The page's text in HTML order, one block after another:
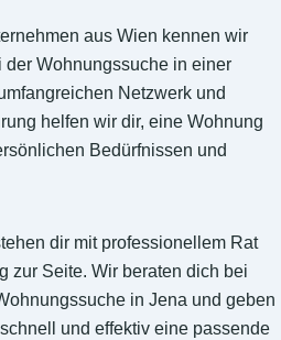
aus Wien kennen wir
Wohnungssuche in einer
Netzwerk und
helfen wir dir, eine Wohnung
Bedürfnissen und
dir mit professionellem Rat
zur Seite. Wir beraten dich bei
in Jena und geben
und effektiv eine passende